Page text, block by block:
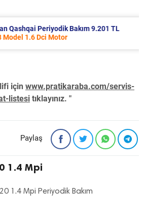
Periyodik Bakım 9.201 TL
Dci Motor
için www.pratikaraba.com/servis-
listesi tıklayınız. "
Paylaş
1.4 Mpi
1.4 Mpi Periyodik Bakım